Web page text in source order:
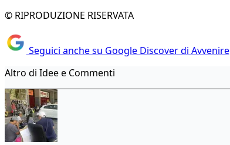
© RIPRODUZIONE RISERVATA
Seguici anche su Google Discover di Avvenire
Altro di Idee e Commenti